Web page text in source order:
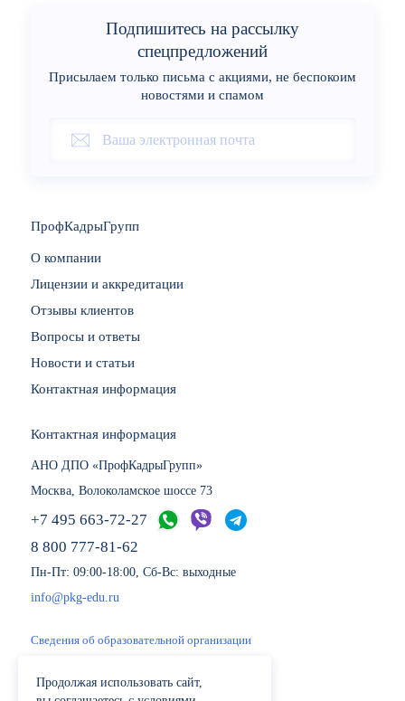
Подпишитесь на рассылку
спецпредложений
Присылаем только письма с акциями, не беспокоим
новостями и спамом
ПрофКадрыГрупп
О компании
Лицензии и аккредитации
Отзывы клиентов
Вопросы и ответы
Новости и статьи
Контактная информация
Контактная информация
АНО ДПО «ПрофКадрыГрупп»
Москва, Волоколамское шоссе 73
+7 495 663-72-27
8 800 777-81-62
Пн-Пт: 09:00-18:00, Сб-Вс: выходные
info@pkg-edu.ru
Сведения об образовательной организации
Вакансии учебного центра ПрофКадрыГрупп
Продолжая использовать сайт,